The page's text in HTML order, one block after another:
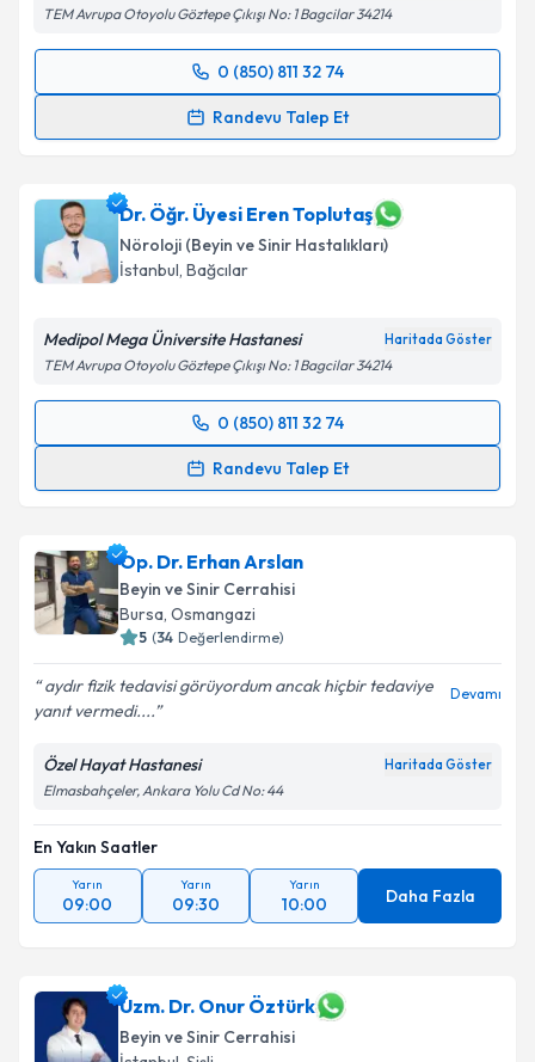
TEM Avrupa Otoyolu Göztepe Çıkışı No: 1 Bagcilar 34214
0 (850) 811 32 74
Randevu Talep Et
Randevu Takvimi Talebi
almanız için bir takvim hazırlandığında e-posta ile
bilgilendireceğiz.
E-posta Adresiniz
Kişisel verilerimin işlenmesine ilişkinAydınlatma
'ni okudum ve kişisel verilerimin belirtilen
kapsamda işlenmesini kabul ediyorum.
Dr. Öğr. Üyesi Eren Toplutaş
Nöroloji (Beyin ve Sinir Hastalıkları)
İstanbul, Bağcılar
Medipol Mega Üniversite Hastanesi Haritada Göster
TEM Avrupa Otoyolu Göztepe Çıkışı No: 1 Bagcilar 34214
0 (850) 811 32 74
Randevu Talep Et
Randevu Takvimi Talebi
için bir takvim hazırlandığında e-posta ile
bilgilendireceğiz.
E-posta Adresiniz
Metni'ni okudum ve kişisel verilerimin belirtilen
kapsamda işlenmesini kabul ediyorum.
Takvim Talebini Gönder
Op. Dr. Erhan Arslan
Beyin ve Sinir Cerrahisi
Bursa, Osmangazi
5 (34 Değerlendirme)
aydır fizik tedavisi görüyordum ancak hiçbir tedaviye
yanıt vermedi....
Devamı
Özel Hayat Hastanesi Haritada Göster
Elmasbahçeler, Ankara Yolu Cd No: 44
En Yakın Saatler
Yarın
09:00
Yarın
09:30
Yarın
10:00 Daha Fazla
Uzm. Dr. Onur Öztürk
Beyin ve Sinir Cerrahisi